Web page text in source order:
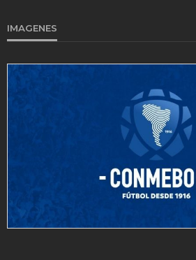
IMAGENES